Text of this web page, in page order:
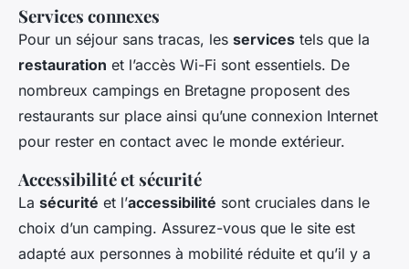
Services connexes
Pour un séjour sans tracas, les services tels que la
restauration et l’accès Wi-Fi sont essentiels. De
nombreux campings en Bretagne proposent des
restaurants sur place ainsi qu’une connexion Internet
pour rester en contact avec le monde extérieur.
Accessibilité et sécurité
La sécurité et l’accessibilité sont cruciales dans le
choix d’un camping. Assurez-vous que le site est
adapté aux personnes à mobilité réduite et qu’il y a